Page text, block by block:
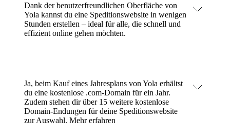
Dank der benutzerfreundlichen Oberfläche von
Yola kannst du eine Speditionswebsite in wenigen
Stunden erstellen – ideal für alle, die schnell und
effizient online gehen möchten.
Ja, beim Kauf eines Jahresplans von Yola erhältst
du eine kostenlose .com-Domain für ein Jahr.
Zudem stehen dir über 15 weitere kostenlose
Domain-Endungen für deine Speditionswebsite
zur Auswahl. Mehr erfahren